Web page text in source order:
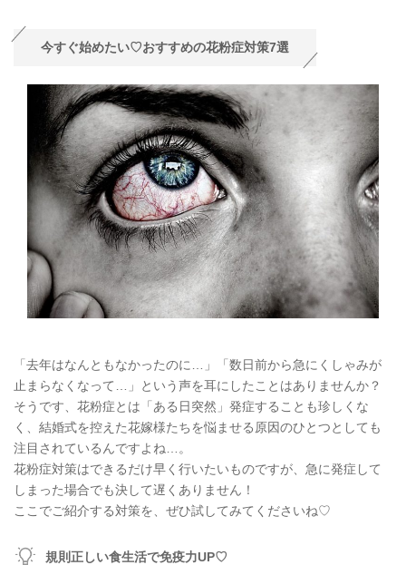
今すぐ始めたい♡おすすめの花粉症対策7選
「去年はなんともなかったのに…」「数日前から急にくしゃみが
止まらなくなって…」という声を耳にしたことはありませんか？
そうです、花粉症とは「ある日突然」発症することも珍しくな
く、結婚式を控えた花嫁様たちを悩ませる原因のひとつとしても
注目されているんですよね…。
花粉症対策はできるだけ早く行いたいものですが、急に発症して
しまった場合でも決して遅くありません！
ここでご紹介する対策を、ぜひ試してみてくださいね♡
規則正しい食生活で免疫力UP♡